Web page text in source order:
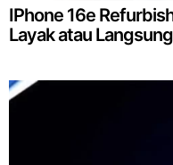
IPhone 16e
Layak atau